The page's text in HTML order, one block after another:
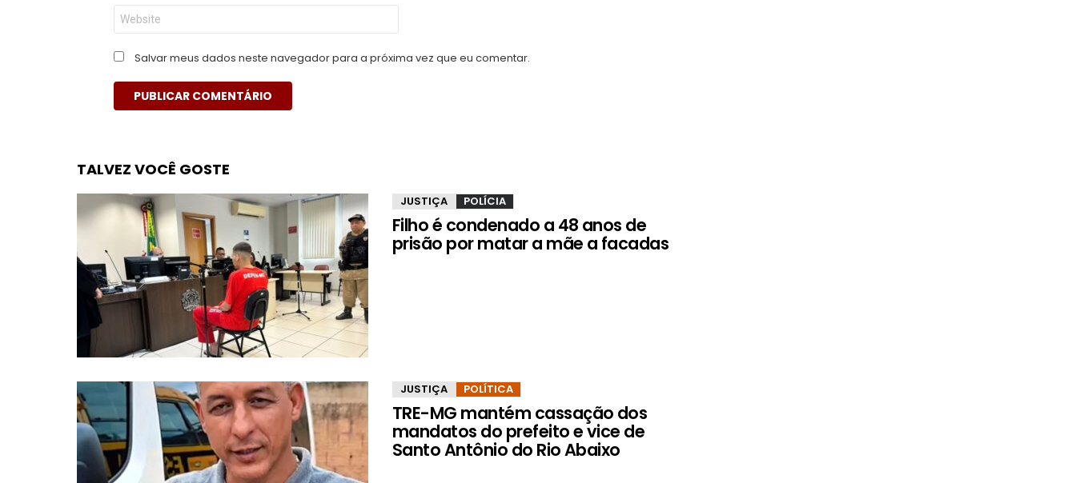
Site
Salvar meus dados neste navegador para a próxima vez que eu comentar.
TALVEZ VOCÊ GOSTE
JUSTIÇA POLÍCIA
Filho é condenado a 48 anos de
prisão por matar a mãe a facadas
JUSTIÇA POLÍTICA
TRE-MG mantém cassação dos
mandatos do prefeito e vice de
Santo Antônio do Rio Abaixo